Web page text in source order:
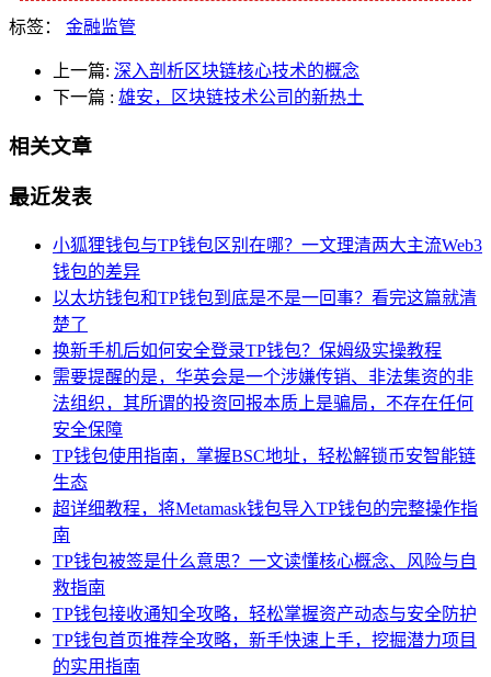
标签： 金融监管
上一篇: 深入剖析区块链核心技术的概念
下一篇 : 雄安，区块链技术公司的新热土
相关文章
最近发表
小狐狸钱包与TP钱包区别在哪？一文理清两大主流Web3
钱包的差异
以太坊钱包和TP钱包到底是不是一回事？看完这篇就清
楚了
换新手机后如何安全登录TP钱包？保姆级实操教程
需要提醒的是，华英会是一个涉嫌传销、非法集资的非
法组织，其所谓的投资回报本质上是骗局，不存在任何
安全保障
TP钱包使用指南，掌握BSC地址，轻松解锁币安智能链
生态
超详细教程，将Metamask钱包导入TP钱包的完整操作指
南
TP钱包被签是什么意思？一文读懂核心概念、风险与自
救指南
TP钱包接收通知全攻略，轻松掌握资产动态与安全防护
TP钱包首页推荐全攻略，新手快速上手，挖掘潜力项目
的实用指南